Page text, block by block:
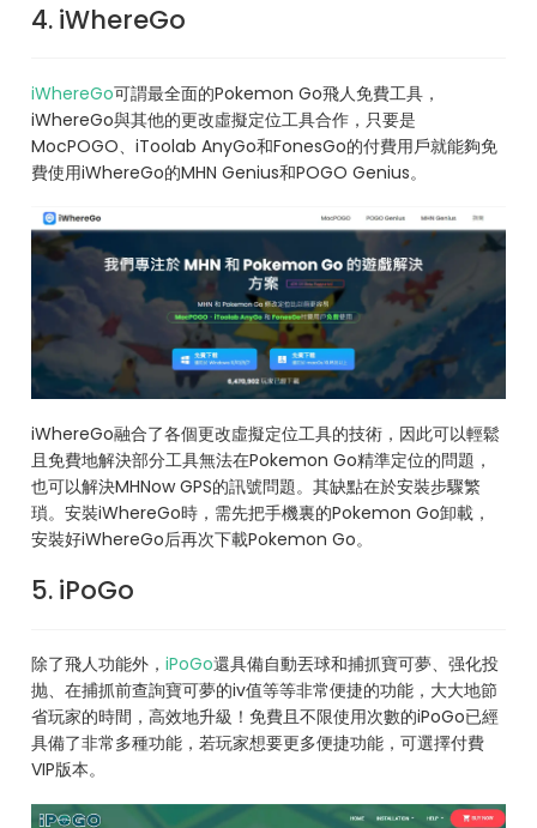
4. iWhereGo
iWhereGo可謂最全面的Pokemon Go飛人免費工具，
iWhereGo與其他的更改虛擬定位工具合作，只要是
MocPOGO、iToolab AnyGo和FonesGo的付費用戶就能夠免
費使用iWhereGo的MHN Genius和POGO Genius。
iWhereGo融合了各個更改虛擬定位工具的技術，因此可以輕鬆
且免費地解決部分工具無法在Pokemon Go精準定位的問題，
也可以解決MHNow GPS的訊號問題。其缺點在於安裝步驟繁
瑣。安裝iWhereGo時，需先把手機裏的Pokemon Go卸載，
安裝好iWhereGo后再次下載Pokemon Go。
5. iPoGo
除了飛人功能外，iPoGo還具備自動丟球和捕抓寶可夢、强化投
抛、在捕抓前查詢寶可夢的iv值等等非常便捷的功能，大大地節
省玩家的時間，高效地升級！免費且不限使用次數的iPoGo已經
具備了非常多種功能，若玩家想要更多便捷功能，可選擇付費
VIP版本。